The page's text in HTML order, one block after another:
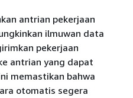
antrian pekerjaan
ilmuwan data
pekerjaan
antrian yang dapat
memastikan bahwa
otomatis segera